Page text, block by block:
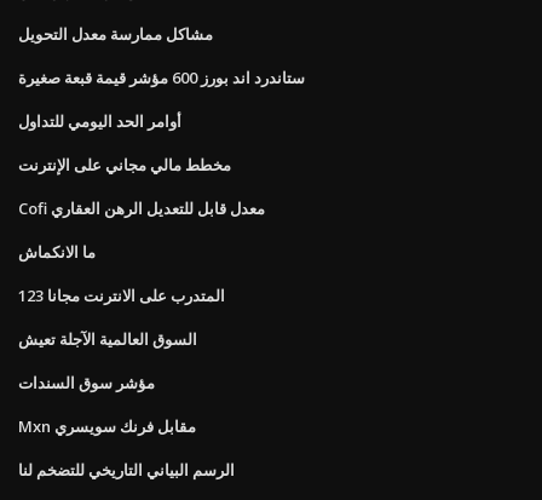
مشاكل ممارسة معدل التحويل
ستاندرد اند بورز 600 مؤشر قيمة قبعة صغيرة
أوامر الحد اليومي للتداول
مخطط مالي مجاني على الإنترنت
Cofi معدل قابل للتعديل الرهن العقاري
ما الانكماش
المتدرب على الانترنت مجانا 123
السوق العالمية الآجلة تعيش
مؤشر سوق السندات
Mxn مقابل فرنك سويسري
الرسم البياني التاريخي للتضخم لنا